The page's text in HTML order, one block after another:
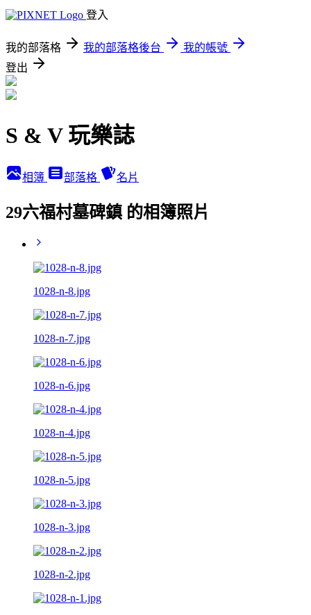
登入
我的部落格 我的部落格後台
我的帳號
登出
S & V 玩樂誌
相簿 部落格 名片
29六福村墓碑鎮 的相簿照片
1028-n-8.jpg
1028-n-7.jpg
1028-n-6.jpg
1028-n-4.jpg
1028-n-5.jpg
1028-n-3.jpg
1028-n-2.jpg